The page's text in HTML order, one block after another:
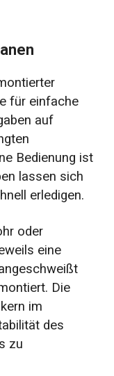
für einfache
auf
Bedienung ist
lassen sich
erledigen.
oder
eine
Die
im
des
zu